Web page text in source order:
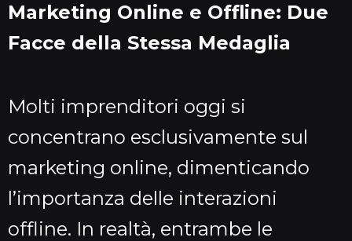
Marketing Online e Offline: Due
Facce della Stessa Medaglia
Molti imprenditori oggi si
concentrano esclusivamente sul
marketing online, dimenticando
l’importanza delle interazioni
offline. In realtà, entrambe le